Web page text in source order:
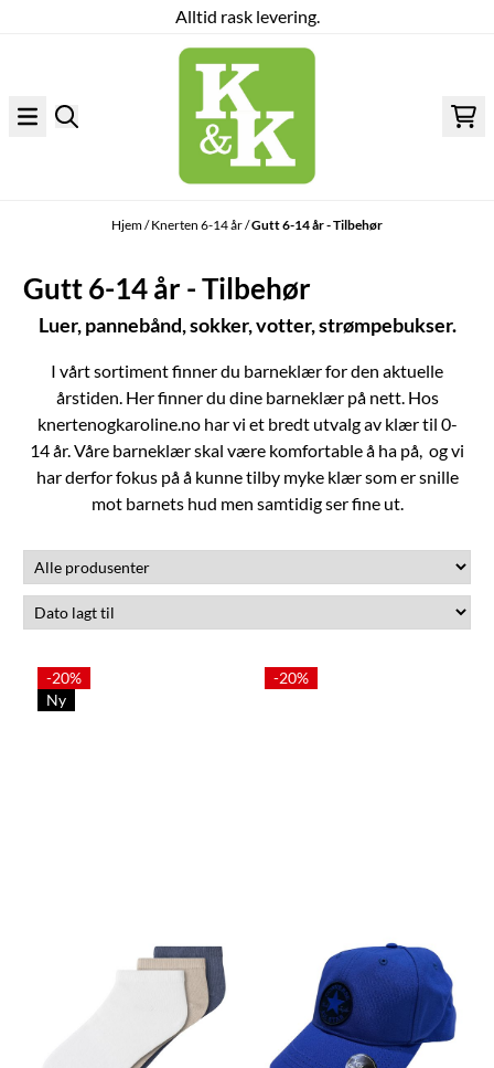
Alltid rask levering.
Hjem/Knerten 6-14 år/Gutt 6-14 år - Tilbehør
Gutt 6-14 år - Tilbehør
Luer, pannebånd, sokker, votter, strømpebukser.
I vårt sortiment finner du barneklær for den aktuelle
årstiden. Her finner du dine barneklær på nett. Hos
knertenogkaroline.no har vi et bredt utvalg av klær til 0-
14 år. Våre barneklær skal være komfortable å ha på, og vi
har derfor fokus på å kunne tilby myke klær som er snille
mot barnets hud men samtidig ser fine ut.
-20%
Ny
-20%